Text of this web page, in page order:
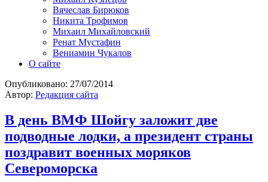
Вячеслав Бирюков
Никита Трофимов
Михаил Михайловский
Ренат Мустафин
Вениамин Чукалов
О сайте
Опубликовано: 27/07/2014
Автор: Редакция сайта
В день ВМФ Шойгу заложит две
подводные лодки, а президент страны
поздравит военных моряков
Североморска